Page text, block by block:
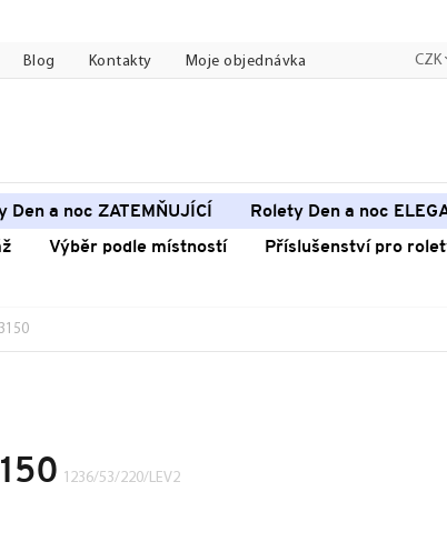
Blog Kontakty Moje objednávka CZK
Den a noc ZATEMŇUJÍCÍ
Rolety Den a noc
Výběr podle místností
Příslušenství pro
1236/53/220/LEV2